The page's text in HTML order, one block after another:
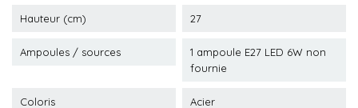
Hauteur (cm) 27
Ampoules / sources
1 ampoule E27 LED 6W non
fournie
Coloris Acier